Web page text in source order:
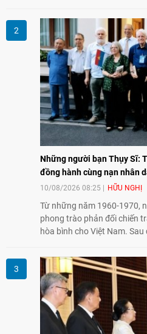
nhân dân trong củng cố
thực và làm sâu sắc quan
Belarus.
Những người bạn Thụy Sĩ:
đồng hành cùng nạn nhân
10/08/2026 08:25 HỮU NGHỊ
Từ những năm 1960-1970,
phong trào phản đối chiến
hòa bình cho Việt Nam.
đồng hành với những người
trong đó có các nạn nhân